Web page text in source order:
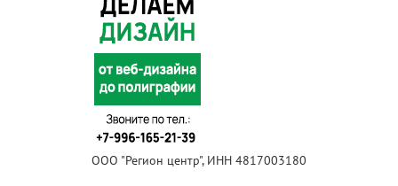
ООО "Регион центр", ИНН 4817003180